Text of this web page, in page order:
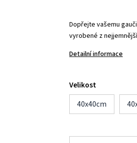
Dopřejte vašemu
vyrobené z
Detailní informace
Velikost
40x40cm